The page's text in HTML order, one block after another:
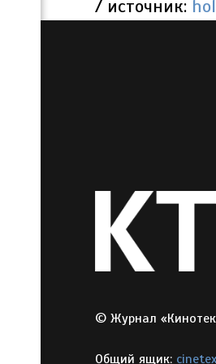
/ источник:
© Журнал
Общий ящик: